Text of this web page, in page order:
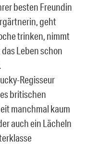
besten Freundin
geht
trinken, nimmt
Leben schon
Regisseur
britischen
manchmal kaum
auch ein Lächeln